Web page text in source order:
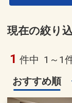
現在の絞り
1 件中 1～1
おすすめ順